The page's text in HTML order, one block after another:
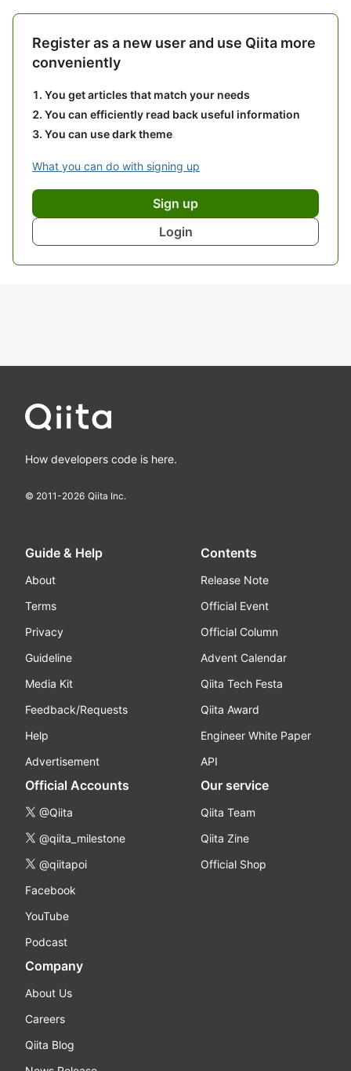
Register as a new user and use Qiita more
conveniently
You get articles that match your needs
You can efficiently read back useful information
You can use dark theme
What you can do with signing up
Sign up
Login
How developers code is here.
© 2011-2026 Qiita Inc.
Guide & Help
About
Terms
Privacy
Guideline
Media Kit
Feedback/Requests
Help
Advertisement
Contents
Release Note
Official Event
Official Column
Advent Calendar
Qiita Tech Festa
Qiita Award
Engineer White Paper
API
Official Accounts
@Qiita
@qiita_milestone
@qiitapoi
Facebook
YouTube
Podcast
Our service
Qiita Team
Qiita Zine
Official Shop
Company
About Us
Careers
Qiita Blog